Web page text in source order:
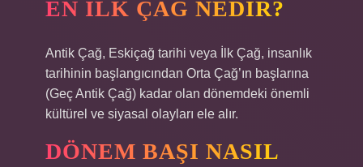
EN İLK ÇAĞ NEDIR?
Antik Çağ, Eskiçağ tarihi veya İlk Çağ, insanlık
tarihinin başlangıcından Orta Çağ’ın başlarına
(Geç Antik Çağ) kadar olan dönemdeki önemli
kültürel ve siyasal olayları ele alır.
DÖNEM BAŞI NASIL